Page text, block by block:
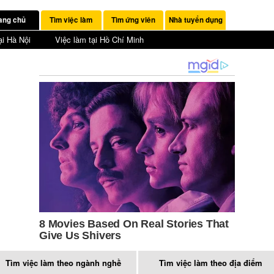
chủ Tìm việc làm Tìm ứng viên Nhà tuyển dụng
Hà Nội Việc làm tại Hồ Chí Minh
Tìm việc làm theo ngành nghề Tìm việc làm theo địa điểm